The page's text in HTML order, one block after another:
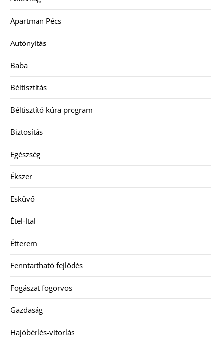
Apartman Pécs
Autónyitás
Baba
Béltisztítás
Béltisztító kúra program
Biztosítás
Egészség
Ékszer
Esküvő
Étel-Ital
Étterem
Fenntartható fejlődés
Fogászat fogorvos
Gazdaság
Hajóbérlés-vitorlás